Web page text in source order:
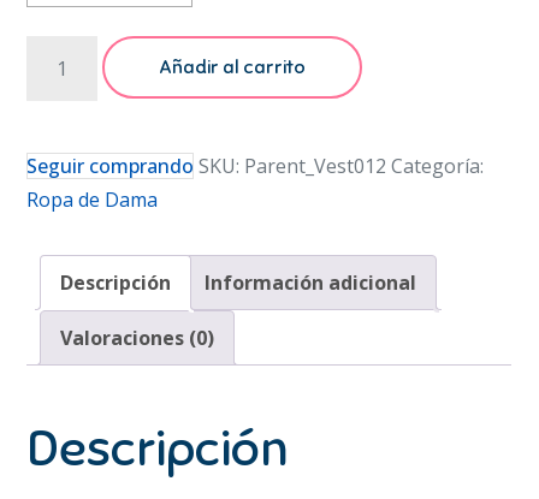
Estapado
Playa
Dama
Mujer
Espalda
Descubierta
cantidad
Añadir al carrito
Seguir comprando SKU: Parent_Vest012 Categoría:
Ropa de Dama
Descripción Información adicional
Valoraciones (0)
Descripción